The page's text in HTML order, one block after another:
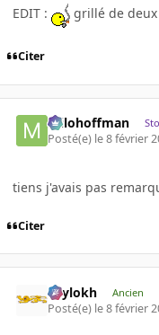
EDIT : grillé de
Citer
milohoffman
Posté(e) le 8 février
tiens j'avais pas
Citer
Psylokh Ancien
Posté(e) le 8 février